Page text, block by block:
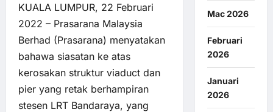
KUALA LUMPUR, 22 Februari
2022 – Prasarana Malaysia
Berhad (Prasarana) menyatakan
bahawa siasatan ke atas
kerosakan struktur viaduct dan
pier yang retak berhampiran
stesen LRT Bandaraya, yang
Mac 2026
Februari
2026
Januari
2026